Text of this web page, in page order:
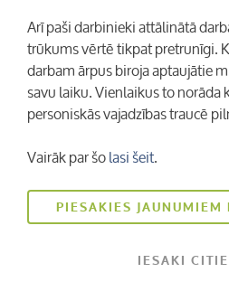
Arī paši darbinieki attālinātā
trūkums vērtē tikpat pretrunīgi.
darbam ārpus biroja aptaujātie
savu laiku. Vienlaikus to
personiskās vajadzības traucē
Vairāk par šolasi šeit.
PIESAKIES JAUNUMIEM
IESAKI